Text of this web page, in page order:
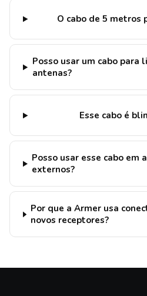
O cabo de 5 metros
Posso usar um cabo para
antenas?
Esse cabo é
Posso usar esse cabo em
externos?
Por que a Armer usa
novos receptores?